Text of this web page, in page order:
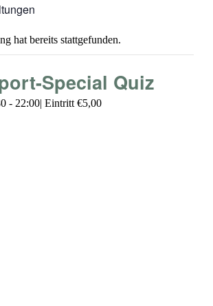
hat bereits stattgefunden.
Special Quiz
- 22:00 €5,00